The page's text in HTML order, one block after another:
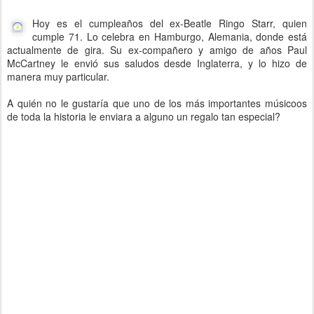
Hoy es el cumpleaños del ex-Beatle Ringo Starr, quien
cumple 71. Lo celebra en Hamburgo, Alemania, donde está
actualmente de gira. Su ex-compañero y amigo de años Paul
McCartney le envió sus saludos desde Inglaterra, y lo hizo de
manera muy particular.
A quién no le gustaría que uno de los más importantes músicoos
de toda la historia le enviara a alguno un regalo tan especial?